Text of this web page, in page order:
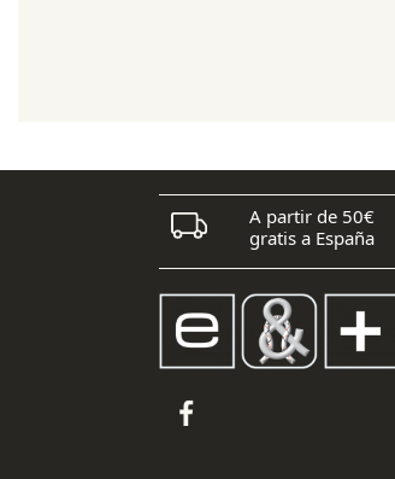
A partir de 50€
gratis a España